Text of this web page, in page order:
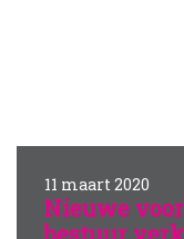
11 maart 2020
Nieuwe